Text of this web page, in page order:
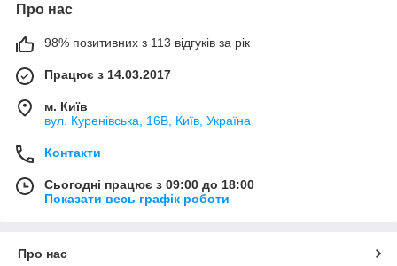
Про нас
98% позитивних з 113 відгуків за рік
Працює з 14.03.2017
м. Київ
вул. Куренівська, 16В, Київ, Україна
Контакти
Сьогодні працює з 09:00 до 18:00
Показати весь графік роботи
Про нас